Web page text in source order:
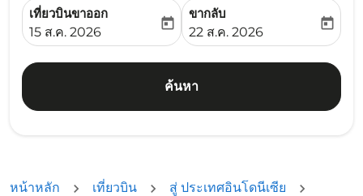
เที่ยวบินขาออก
fc-booking-departure-date-aria-label
15 ส.ค. 2026
today
ขากลับ
fc-booking-return-date-
22 ส.ค. 2026
today
ค้นหา
หน้าหลัก เที่ยวบิน
สู่ ประเทศอินโดนีเซีย